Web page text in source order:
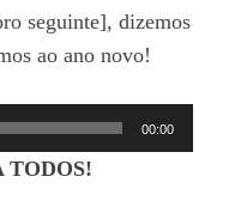
seguinte], dizemos
ao ano novo!
00:00
TODOS!